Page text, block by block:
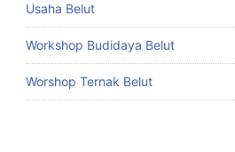
Usaha Belut
Workshop Budidaya Belut
Worshop Ternak Belut